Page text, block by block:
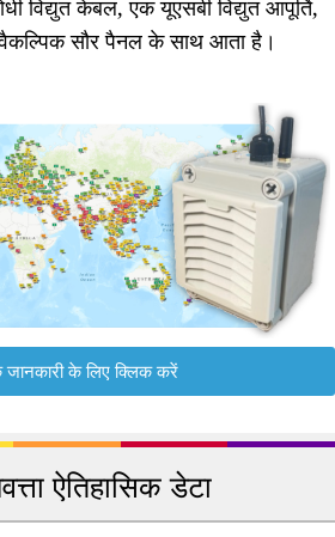
विद्युत केबल, एक यूएसबी विद्युत आपूर्ति,
सौर पैनल के साथ आता है।
के लिए क्लिक करें
ऐतिहासिक डेटा